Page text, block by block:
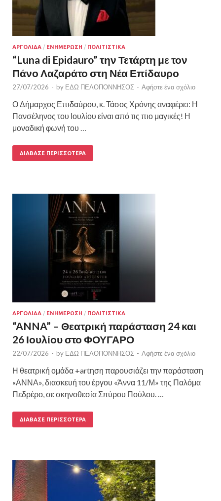
ΑΡΓΟΛΙΔΑ / ΕΝΗΜΕΡΩΣΗ / ΠΟΛΙΤΙΣΤΙΚΑ
“Luna di Epidauro” την Τετάρτη με τον
Πάνο Λαζαράτο στη Νέα Επίδαυρο
27/07/2026 - by ΕΔΩ ΠΕΛΟΠΟΝΝΗΣΟΣ - Αφήστε ένα σχόλιο
Ο Δήμαρχος Επιδαύρου, κ. Τάσος Χρόνης αναφέρει: Η
Πανσέληνος του Ιουλίου είναι από τις πιο μαγικές! Η
μοναδική φωνή του …
ΔΙΆΒΑΣΕ ΠΕΡΙΣΣΌΤΕΡΑ
ΑΡΓΟΛΙΔΑ / ΕΝΗΜΕΡΩΣΗ / ΠΟΛΙΤΙΣΤΙΚΑ
“ANNA” – Θεατρική παράσταση 24 και
26 Ιουλίου στο ΦΟΥΓΑΡΟ
22/07/2026 - by ΕΔΩ ΠΕΛΟΠΟΝΝΗΣΟΣ - Αφήστε ένα σχόλιο
Η θεατρική ομάδα +artηση παρουσιάζει την παράσταση
«ΑΝΝΑ», διασκευή του έργου «Άννα 11/Μ» της Παλόμα
Πεδρέρο, σε σκηνοθεσία Σπύρου Πούλου. …
ΔΙΆΒΑΣΕ ΠΕΡΙΣΣΌΤΕΡΑ